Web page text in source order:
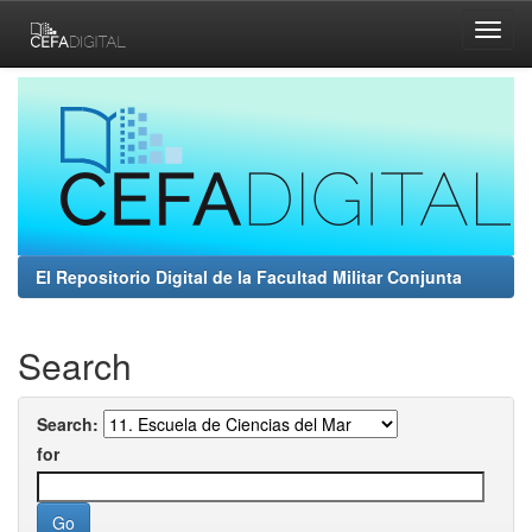
navigation
El Repositorio Digital de la Facultad Militar Conjunta
Search
Search:
for